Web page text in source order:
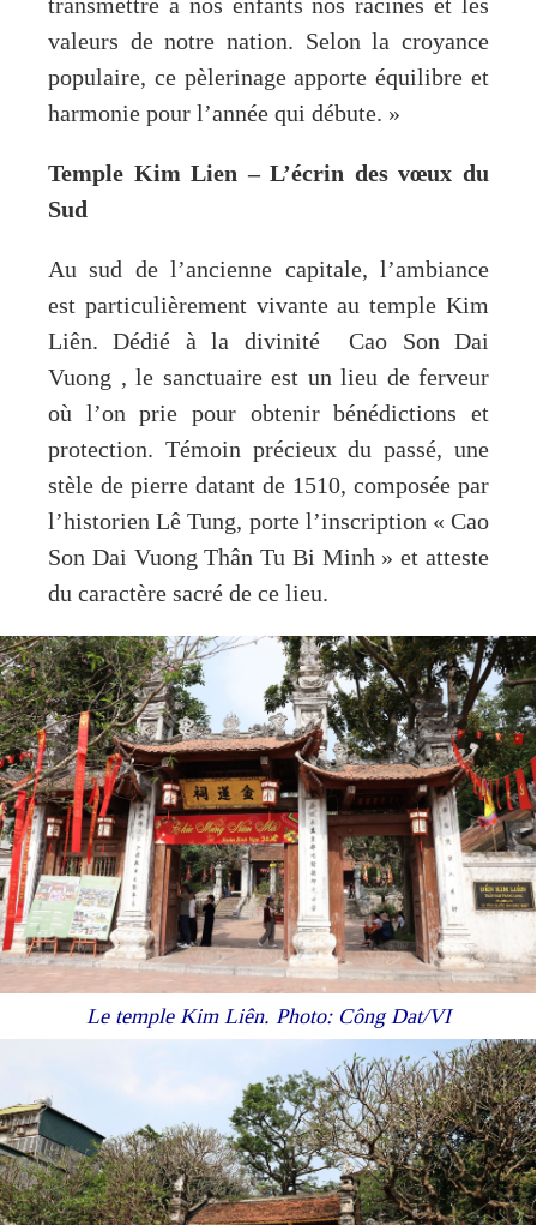
transmettre à nos enfants nos racines et les
valeurs de notre nation. Selon la croyance
populaire, ce pèlerinage apporte équilibre et
harmonie pour l’année qui débute. »
Temple Kim Lien – L’écrin des vœux du
Sud
Au sud de l’ancienne capitale, l’ambiance
est particulièrement vivante au temple Kim
Liên. Dédié à la divinité Cao Son Dai
Vuong , le sanctuaire est un lieu de ferveur
où l’on prie pour obtenir bénédictions et
protection. Témoin précieux du passé, une
stèle de pierre datant de 1510, composée par
l’historien Lê Tung, porte l’inscription « Cao
Son Dai Vuong Thân Tu Bi Minh » et atteste
du caractère sacré de ce lieu.
Le temple Kim Liên. Photo: Công Dat/VI